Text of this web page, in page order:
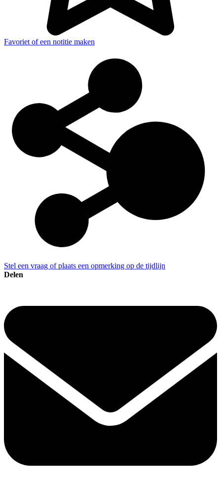
Favoriet of een notitie maken
Stel een vraag of plaats een opmerking op de tijdlijn
Delen